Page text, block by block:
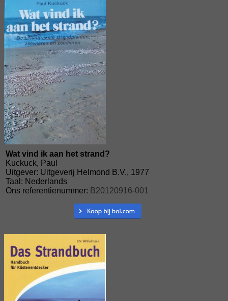
Wat vind ik aan het strand?
Kuckuck, Paul
Uitgever: Uitgeverij Helmond B.V., 1977
Taal: Nederlands
Ons referentienummer: B20120916-001